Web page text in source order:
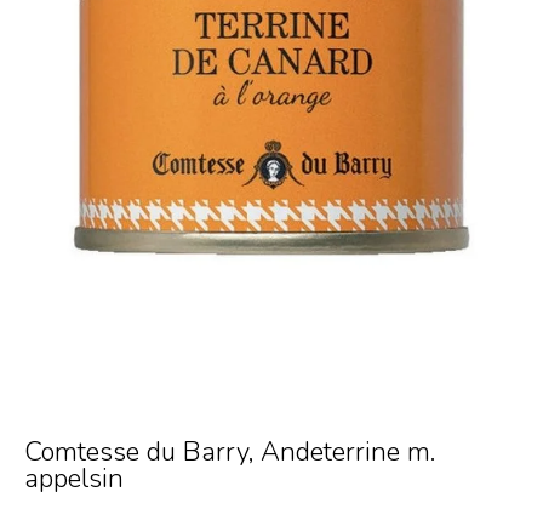
Comtesse du Barry, Andeterrine m.
appelsin